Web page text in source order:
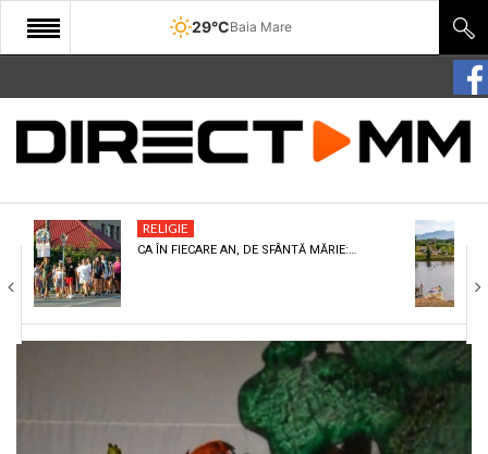
29°CBaia Mare
START
COMUNITATE
CULTURA
ECONOMIE
SANATATE
RELIGIE
CA ÎN FIECARE AN, DE SFÂNTĂ MĂRIE:…